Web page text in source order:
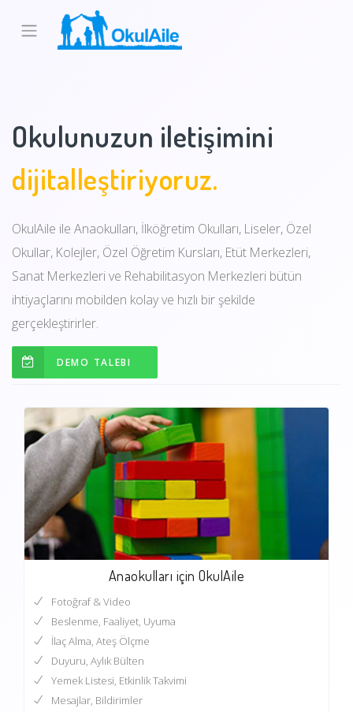
Okulunuzun iletişimini
dijitalleştiriyoruz.
OkulAile ile Anaokulları, İlköğretim Okulları, Liseler, Özel
Okullar, Kolejler, Özel Öğretim Kursları, Etüt Merkezleri,
Sanat Merkezleri ve Rehabilitasyon Merkezleri bütün
ihtiyaçlarını mobilden kolay ve hızlı bir şekilde
gerçekleştirirler.
DEMO TALEBI
Anaokulları için OkulAile
Fotoğraf & Video
Beslenme, Faaliyet, Uyuma
İlaç Alma, Ateş Ölçme
Duyuru, Aylık Bülten
Yemek Listesi, Etkinlik Takvimi
Mesajlar, Bildirimler